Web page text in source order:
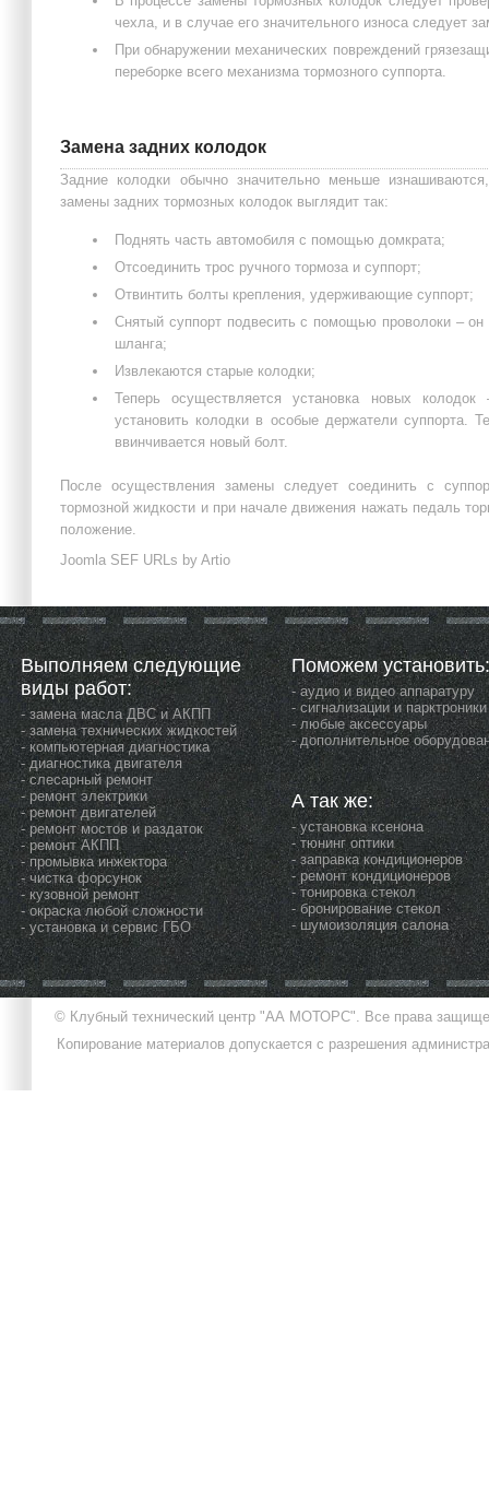
чехла, и в случае его значительного износа следует
При обнаружении механических повреждений
переборке всего механизма тормозного суппорта.
Замена задних колодок
Задние колодки обычно значительно меньше
замены задних тормозных колодок выглядит так:
Поднять часть автомобиля с помощью домкрата;
Отсоединить трос ручного тормоза и суппорт;
Отвинтить болты крепления, удерживающие суппорт;
Снятый суппорт подвесить с помощью проволоки –
шланга;
Извлекаются старые колодки;
Теперь осуществляется установка новых
установить колодки в особые держатели суппорта.
ввинчивается новый болт.
После осуществления замены следует соединить с
тормозной жидкости и при начале движения нажать педаль
положение.
Joomla SEF URLs by Artio
Выполняем следующие
виды работ:
- замена масла ДВС и АКПП
- замена технических жидкостей
- компьютерная диагностика
- диагностика двигателя
- слесарный ремонт
- ремонт электрики
- ремонт двигателей
- ремонт мостов и раздаток
- ремонт АКПП
- промывка инжектора
- чистка форсунок
- кузовной ремонт
- окраска любой сложности
- установка и сервис ГБО
Поможем
- аудио и видео аппаратуру
- сигнализации и парктроники
- любые аксессуары
- дополнительное
А так же:
- установка ксенона
- тюнинг оптики
- заправка кондиционеров
- ремонт кондиционеров
- тонировка стекол
- бронирование стекол
- шумоизоляция салона
© Клубный технический центр "АА МОТОРС". Все права
Копирование материалов допускается с разрешения